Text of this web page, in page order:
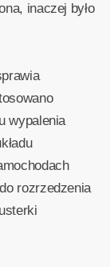
inaczej było
wypalenia
rozrzedzenia